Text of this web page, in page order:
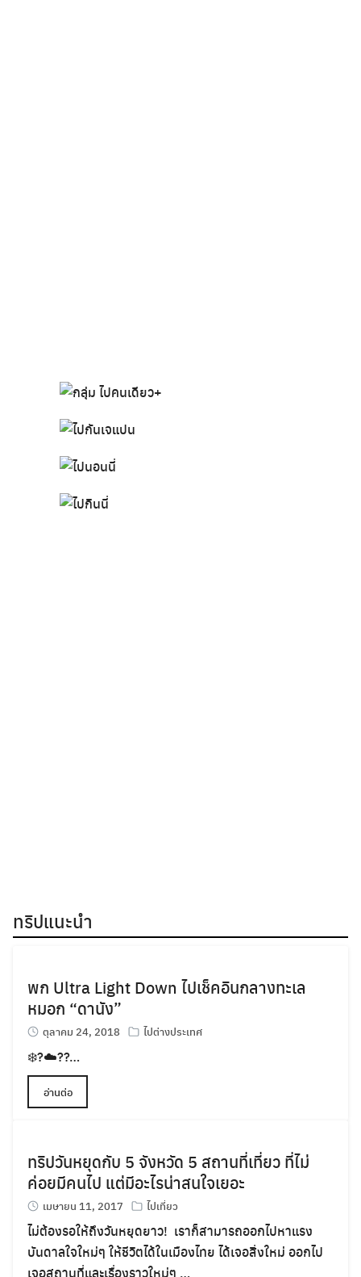
ทริปแนะนำ
พก Ultra Light Down ไปเช็คอินกลางทะเล
หมอก “ดานัง”
ตุลาคม 24, 2018 ไปต่างประเทศ
❄️?☁️??…
อ่านต่อ
ทริปวันหยุดกับ 5 จังหวัด 5 สถานที่เที่ยว ที่ไม่
ค่อยมีคนไป แต่มีอะไรน่าสนใจเยอะ
เมษายน 11, 2017 ไปเที่ยว
ไม่ต้องรอให้ถึงวันหยุดยาว! เราก็สามารถออกไปหาแรง
บันดาลใจใหม่ๆ ให้ชีวิตได้ในเมืองไทย ได้เจอสิ่งใหม่ ออกไป
เจอสถานที่และเรื่องราวใหม่ๆ …